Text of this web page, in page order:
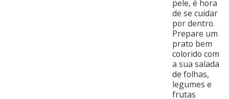
pele, é hora
de se cuidar
por dentro.
Prepare um
prato bem
colorido com
a sua salada
de folhas,
legumes e
frutas